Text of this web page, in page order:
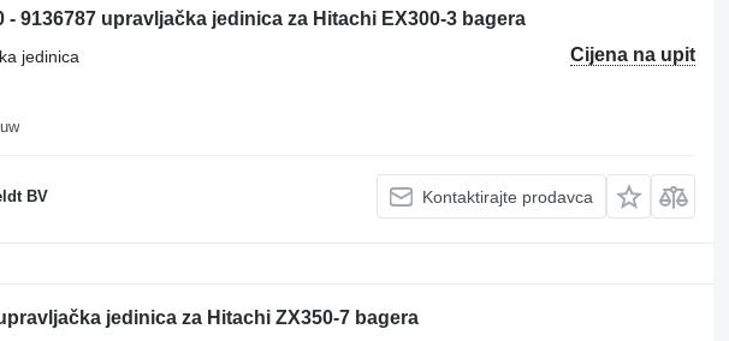
- 9136787 upravljačka jedinica za Hitachi EX300-3 bagera
Cijena na upit
jedinica
BV Kontaktirajte prodavca
jedinica za Hitachi ZX350-7 bagera